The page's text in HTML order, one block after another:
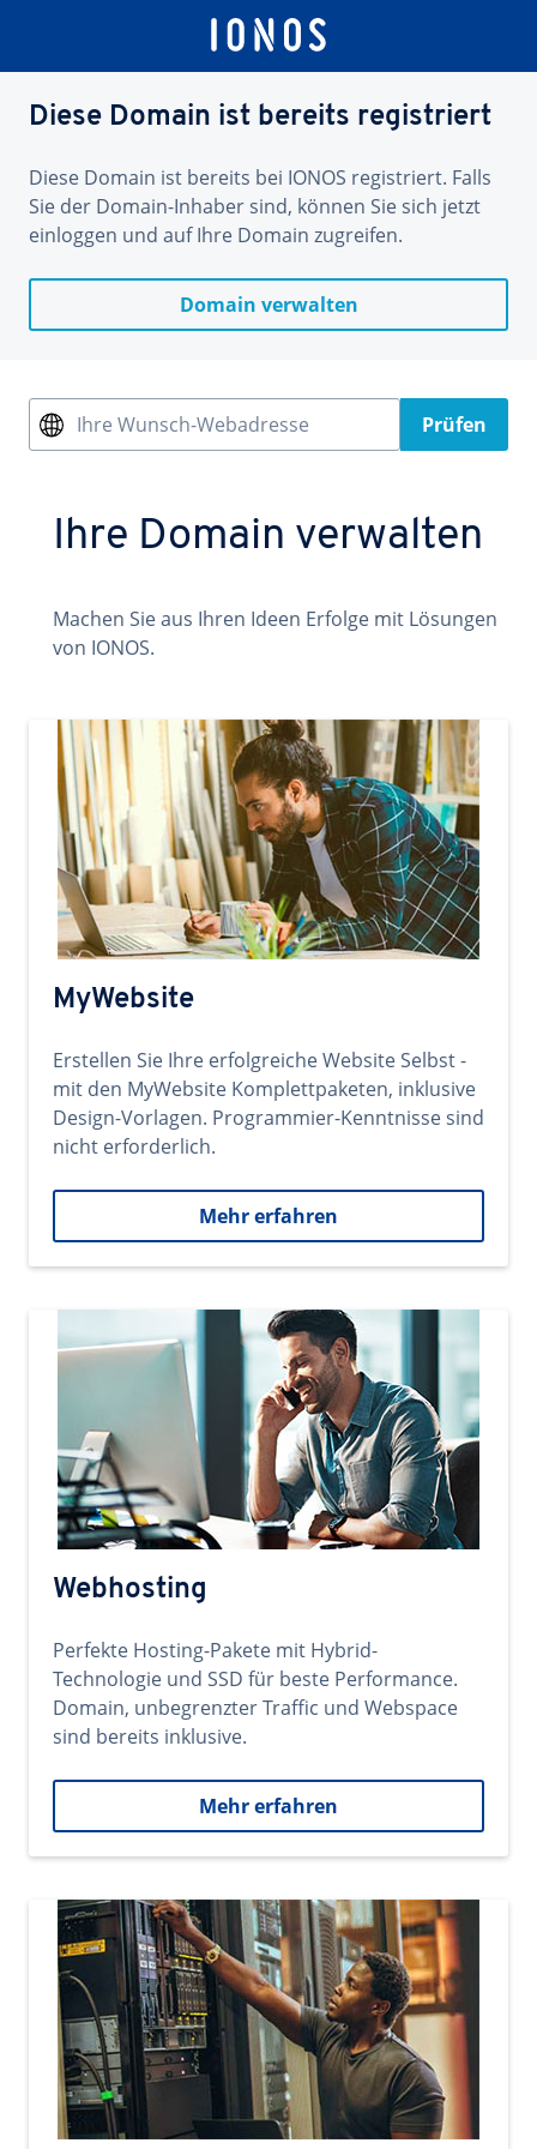
Diese Domain ist bereits registriert
Diese Domain ist bereits bei IONOS registriert. Falls
Sie der Domain-Inhaber sind, können Sie sich jetzt
einloggen und auf Ihre Domain zugreifen.
Domain verwalten
Ihre Wunsch-Webadresse Prüfen
Ihre Domain verwalten
Machen Sie aus Ihren Ideen Erfolge mit Lösungen
von IONOS.
MyWebsite
Erstellen Sie Ihre erfolgreiche Website Selbst -
mit den MyWebsite Komplettpaketen, inklusive
Design-Vorlagen. Programmier-Kenntnisse sind
nicht erforderlich.
Mehr erfahren
Webhosting
Perfekte Hosting-Pakete mit Hybrid-
Technologie und SSD für beste Performance.
Domain, unbegrenzter Traffic und Webspace
sind bereits inklusive.
Mehr erfahren